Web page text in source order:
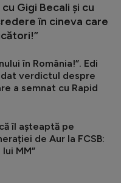
Gigi Becali și cu
în cineva care
în România!”. Edi
dat verdictul despre
a semnat cu Rapid
îl așteaptă pe
de Aur la FCSB:
MM”